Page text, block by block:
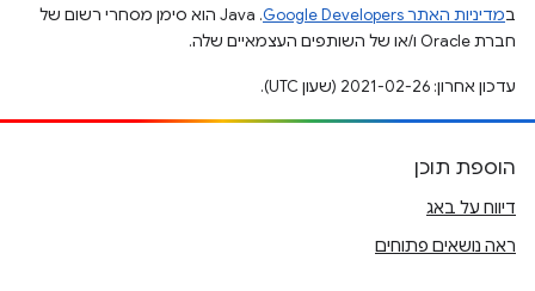
במדיניות האתר Google Developers‏
.‏ Java הוא סימן מסחרי רשום של
חברת Oracle ו/או של השותפים העצמאיים שלה.
עדכון אחרון: 2021-02-26 (שעון UTC).
הוספת תוכן
דיווח על באג
ראה נושאים פתוחים